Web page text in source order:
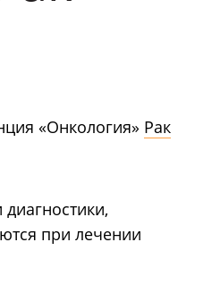
«Онкология» Рак
при лечении